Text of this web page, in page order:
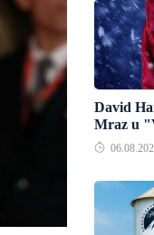
David
Mraz u